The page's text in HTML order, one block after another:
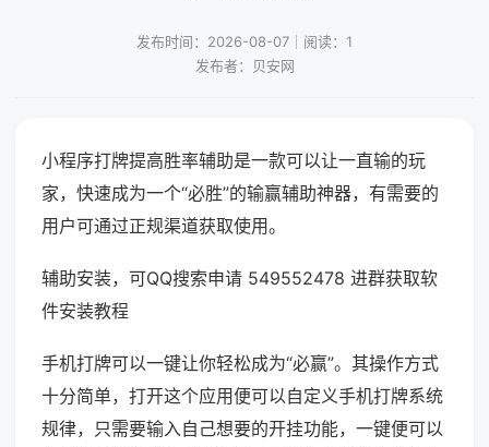
发布时间：2026-08-07｜阅读：1
发布者：贝安网
小程序打牌提高胜率辅助是一款可以让一直输的玩
家，快速成为一个“必胜”的输赢辅助神器，有需要的
用户可通过正规渠道获取使用。
辅助安装，可QQ搜索申请 549552478 进群获取软
件安装教程
手机打牌可以一键让你轻松成为“必赢”。其操作方式
十分简单，打开这个应用便可以自定义手机打牌系统
规律，只需要输入自己想要的开挂功能，一键便可以